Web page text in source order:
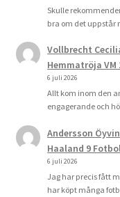
Skulle
bra om det uppstår
Vollbrecht
Hemmatröja VM
6 juli 2026
Allt kom inom den
engagerande och
Andersson
Haaland 9
6 juli 2026
Jag har precis fått
har köpt många